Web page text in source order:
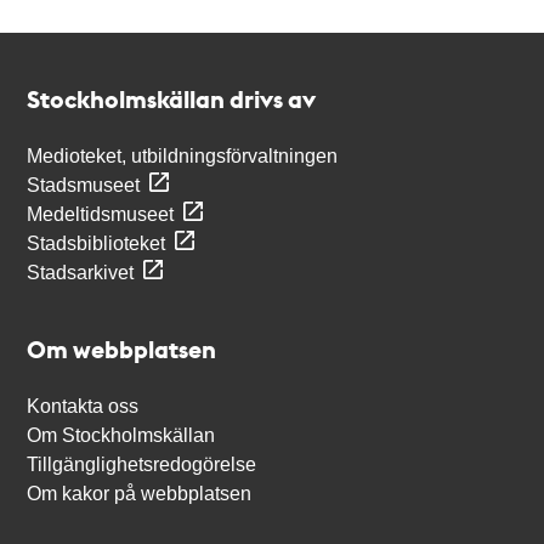
Stockholmskällan drivs av
Medioteket, utbildningsförvaltningen
Stadsmuseet
Medeltidsmuseet
Stadsbiblioteket
Stadsarkivet
Om webbplatsen
Kontakta oss
Om Stockholmskällan
Tillgänglighetsredogörelse
Om kakor på webbplatsen